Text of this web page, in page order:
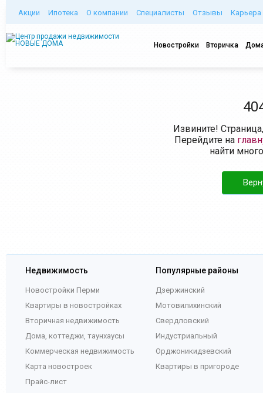
Акции Ипотека О компании Специалисты Отзывы Карьера
Новостройки Вторичка
Извините!
Перейдите на
найти
Недвижимость
Новостройки Перми
Квартиры в новостройках
Вторичная недвижимость
Дома, коттеджи, таунхаусы
Коммерческая недвижимость
Карта новостроек
Прайс-лист
Популярные районы
Дзержинский
Мотовилихинский
Свердловский
Индустриальный
Орджоникидзевский
Квартиры в пригороде